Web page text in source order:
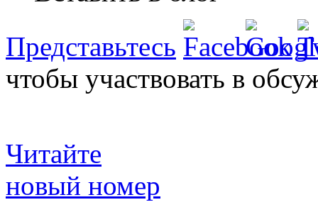
Представьтесь
чтобы участвовать в
Читайте
новый номер